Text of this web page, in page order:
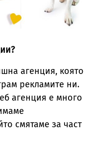
агенция, която
рекламите ни.
агенция е много
смятаме за част